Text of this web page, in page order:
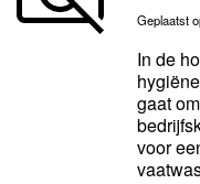
Geplaatst
In de
gaat
voor